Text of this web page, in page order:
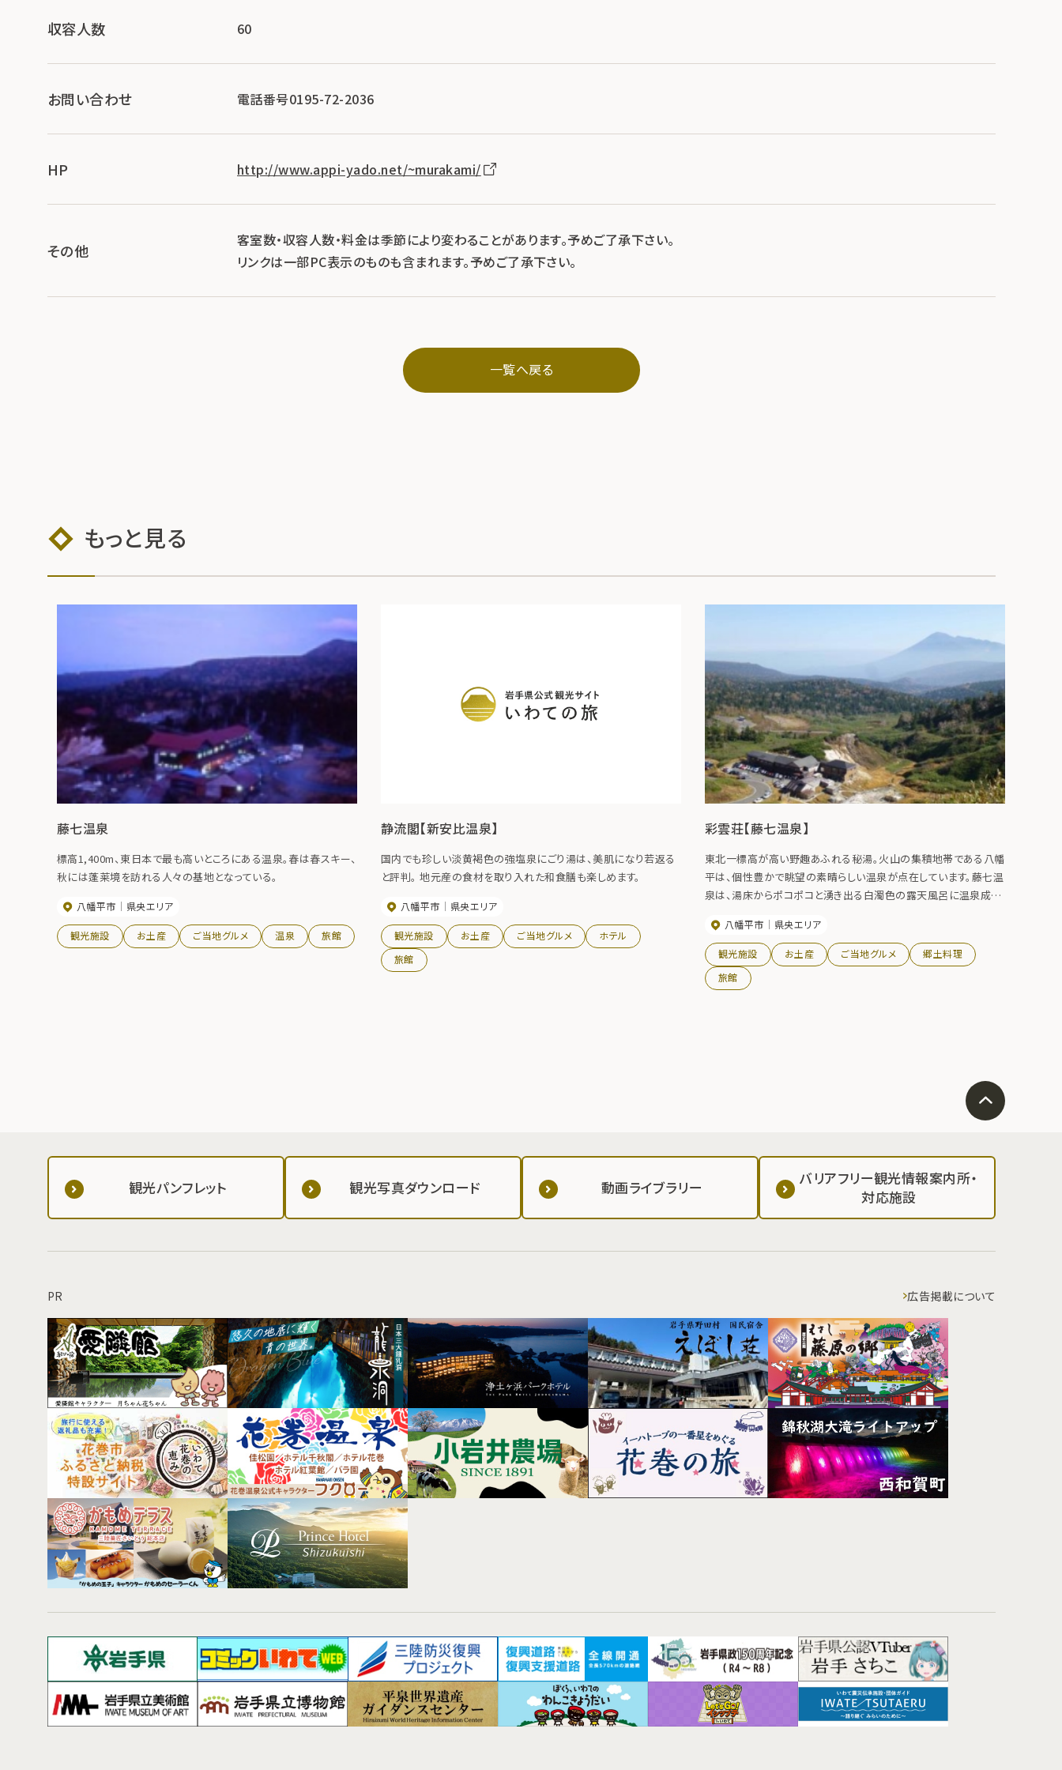
収容人数 60
お問い合わせ 電話番号0195-72-2036
HP http://www.appi-yado.net/~murakami/
その他
客室数・収容人数・料金は季節により変わることがあります。予めご了承下さい。
リンクは一部PC表示のものも含まれます。予めご了承下さい。
一覧へ戻る
もっと見る
藤七温泉
標高1,400m、東日本で最も高いところにある温泉。春は春スキー、
秋には蓬莱境を訪れる人々の基地となっている。
八幡平市 県央エリア
観光施設 お土産 ご当地グルメ 温泉 旅館
静流閣【新安比温泉】
国内でも珍しい淡黄褐色の強塩泉にごり湯は、美肌になり若返る
と評判。 地元産の食材を取り入れた和食膳も楽しめます。
八幡平市 県央エリア
観光施設 お土産 ご当地グルメ
ホテル
旅館
彩雲荘【藤七温泉】
東北一標高が高い野趣あふれる秘湯。火山の集積地帯である八幡
平は、個性豊かで眺望の素晴らしい温泉が点在しています。藤七温
泉は、湯床からポコポコと湧き出る白濁色の露天風呂に温泉成分
雲海の絶景を堪能できます。
八幡平市 県央エリア
観光施設 お土産 ご当地グルメ
郷土料理
旅館
観光パンフレット 観光写真ダウンロード 動画ライブラリー
バリアフリー観光情報案内所・
対応施設
PR 広告掲載について